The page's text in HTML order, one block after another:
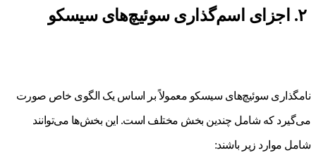
۲. اجزای اسم‌گذاری سوئیچ‌های سیسکو
نامگذاری سوئیچ‌های سیسکو معمولاً بر اساس یک الگوی خاص صورت
می‌گیرد که شامل چندین بخش مختلف است. این بخش‌ها می‌توانند
شامل موارد زیر باشند: